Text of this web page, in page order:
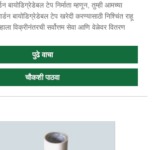
बायोडिग्रेडेबल टेप निर्माता म्हणून, तुम्ही आमच्या
बायोडिग्रेडेबल टेप खरेदी करण्यासाठी निश्चिंत राहू
विक्रीनंतरची सर्वोत्तम सेवा आणि वेळेवर वितरण
पुढे वाचा
चौकशी पाठवा